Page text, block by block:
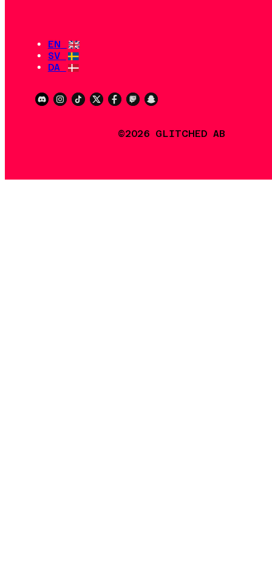
EN
SV
DA
©2026 GLITCHED AB